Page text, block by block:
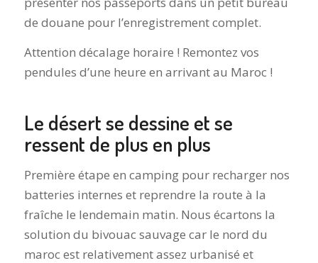
de douane pour l’enregistrement complet.
Attention décalage horaire ! Remontez vos
pendules d’une heure en arrivant au Maroc !
Le désert se dessine et se
ressent de plus en plus
Première étape en camping pour recharger nos
batteries internes et reprendre la route à la
fraîche le lendemain matin. Nous écartons la
solution du bivouac sauvage car le nord du
maroc est relativement assez urbanisé et